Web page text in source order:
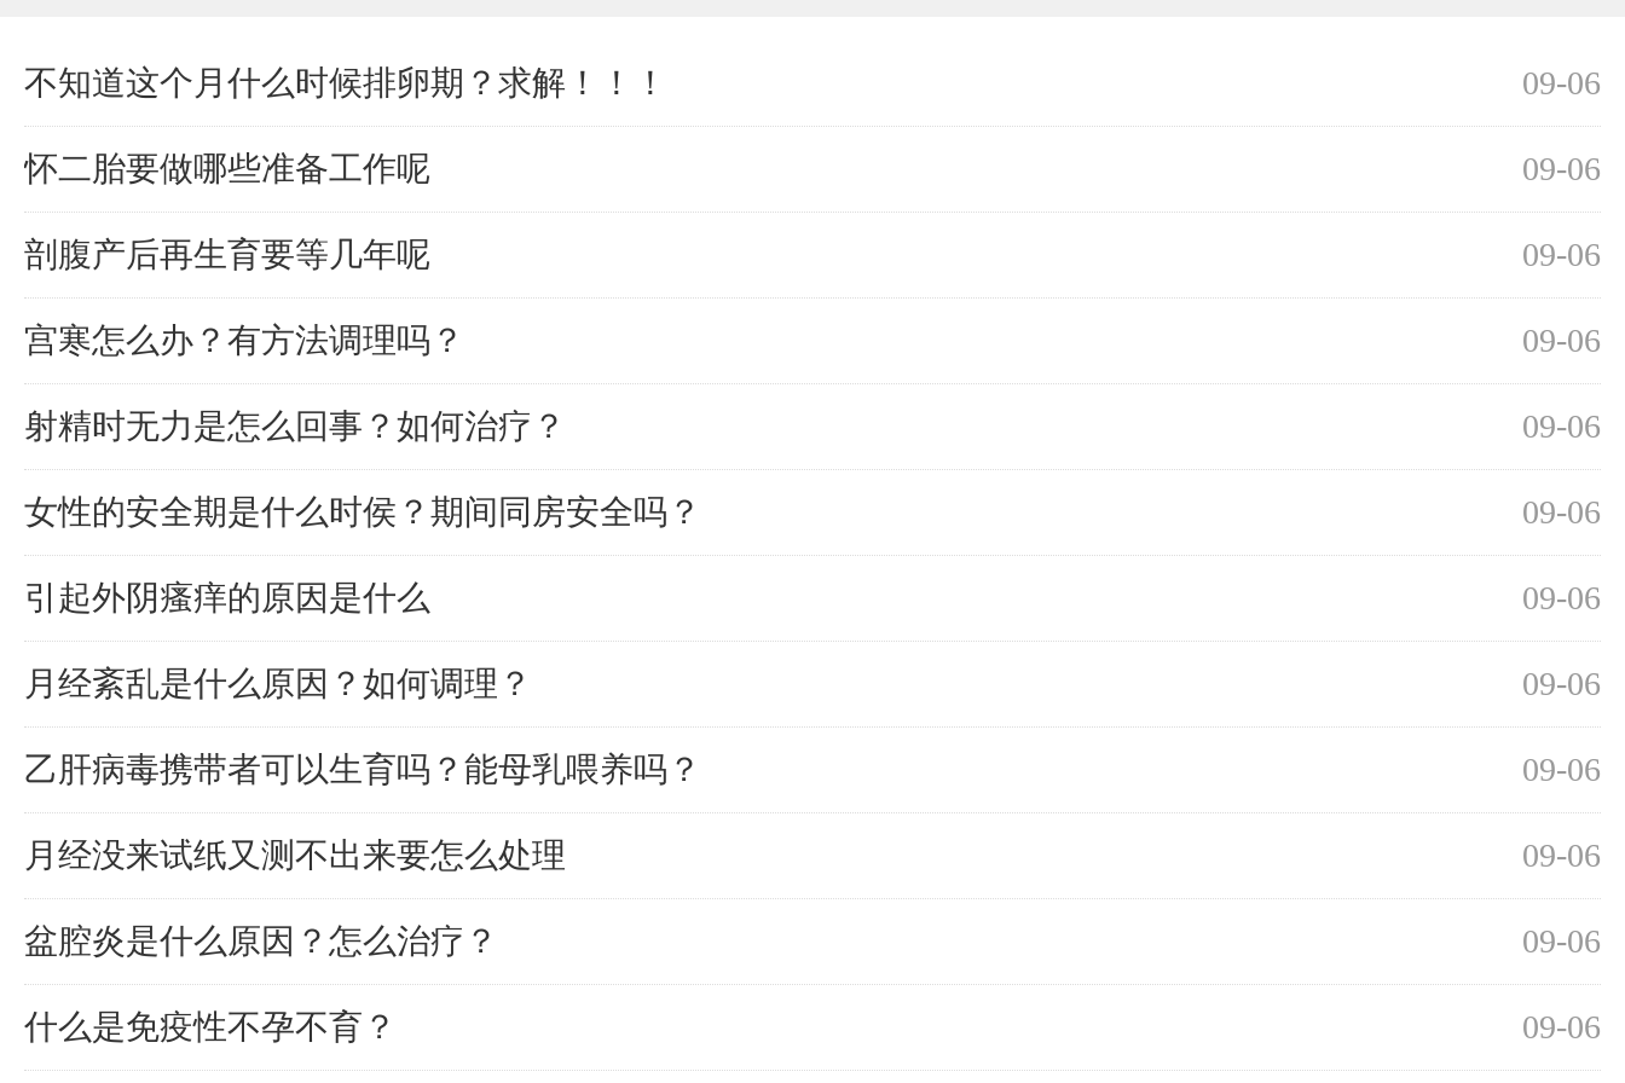
09-06
不知道这个月什么时候排卵期？求解！！！
09-06
怀二胎要做哪些准备工作呢
09-06
剖腹产后再生育要等几年呢
09-06
宫寒怎么办？有方法调理吗？
09-06
射精时无力是怎么回事？如何治疗？
09-06
女性的安全期是什么时侯？期间同房安全吗？
09-06
引起外阴瘙痒的原因是什么
09-06
月经紊乱是什么原因？如何调理？
09-06
乙肝病毒携带者可以生育吗？能母乳喂养吗？
09-06
月经没来试纸又测不出来要怎么处理
09-06
盆腔炎是什么原因？怎么治疗？
09-06
什么是免疫性不孕不育？